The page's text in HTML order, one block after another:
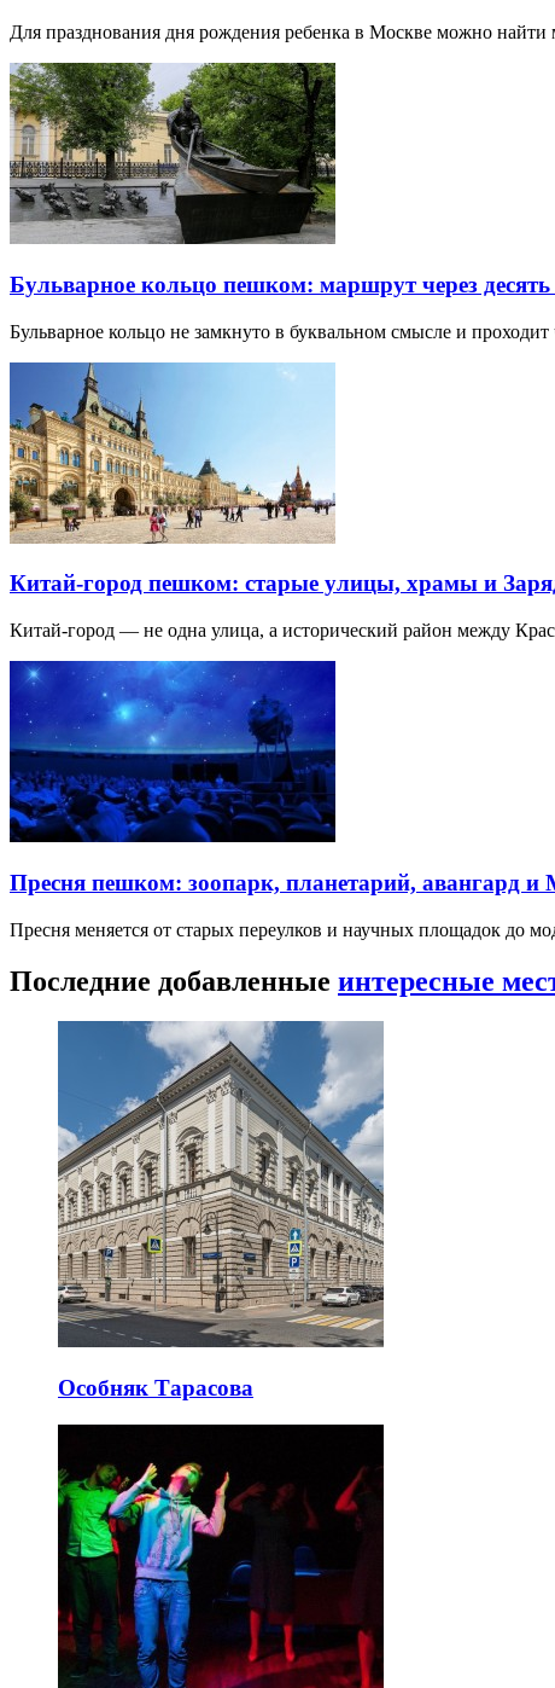
Для празднования дня рождения ребенка в Москве можно
Бульварное кольцо пешком: маршрут через десять
Бульварное кольцо не замкнуто в буквальном смысле и
Китай-город пешком: старые улицы, храмы и
Китай-город — не одна улица, а исторический район между
Пресня пешком: зоопарк, планетарий, авангард и
Пресня меняется от старых переулков и научных площадок до
Последние добавленные интересные
Особняк Тарасова